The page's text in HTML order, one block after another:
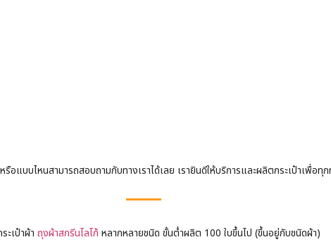
แบบไหนสามารถสอบถามกับทางเราได้เลย เรายินดีให้บริการและผลิตกระเป๋าเพื่อทุก
ะเป๋าผ้า ถุงผ้าสกรีนโลโก้ หลากหลายชนิด ขั้นต่ำผลิต 100 ใบขึ้นไป (ขึ้นอยู่กับชนิดผ้า)